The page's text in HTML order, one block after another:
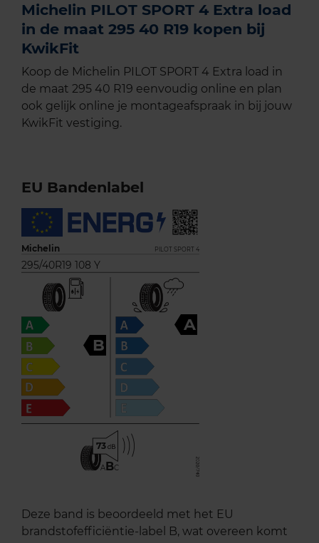
Michelin PILOT SPORT 4 Extra load
in de maat 295 40 R19 kopen bij
KwikFit
Koop de Michelin PILOT SPORT 4 Extra load in
de maat 295 40 R19 eenvoudig online en plan
ook gelijk online je montageafspraak in bij jouw
KwikFit vestiging.
EU Bandenlabel
Michelin PILOT SPORT 4
295/40R19 108 Y
B
A
73
ABC
Deze band is beoordeeld met het EU
brandstofefficiëntie-label B, wat overeen komt